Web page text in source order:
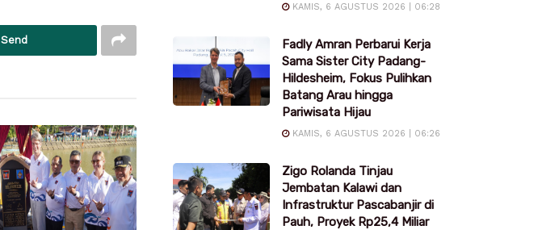
Send
KAMIS, 6 AGUSTUS 2026 | 06:28
Fadly Amran Perbarui Kerja
Sama Sister City Padang-
Hildesheim, Fokus Pulihkan
Batang Arau hingga
Pariwisata Hijau
KAMIS, 6 AGUSTUS 2026 | 06:26
Zigo Rolanda Tinjau
Jembatan Kalawi dan
Infrastruktur Pascabanjir di
Pauh, Proyek Rp25,4 Miliar